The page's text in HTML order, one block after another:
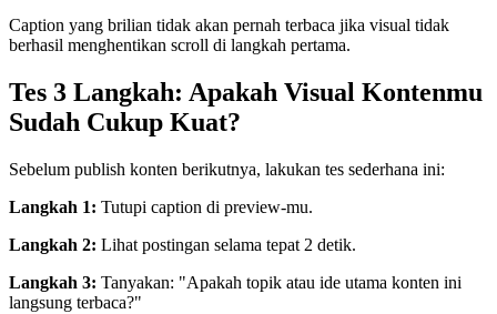
Caption yang brilian tidak akan pernah terbaca jika visual tidak
berhasil menghentikan scroll di langkah pertama.
Tes 3 Langkah: Apakah Visual Kontenmu
Sudah Cukup Kuat?
Sebelum publish konten berikutnya, lakukan tes sederhana ini:
Langkah 1: Tutupi caption di preview-mu.
Langkah 2: Lihat postingan selama tepat 2 detik.
Langkah 3: Tanyakan: "Apakah topik atau ide utama konten ini
langsung terbaca?"